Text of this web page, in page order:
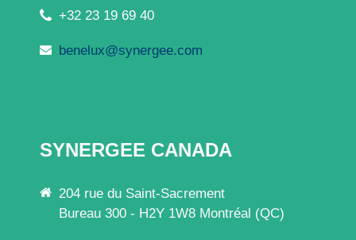
+32 23 19 69 40
benelux@synergee.com
SYNERGEE CANADA
204 rue du Saint-Sacrement
Bureau 300 - H2Y 1W8 Montréal (QC)